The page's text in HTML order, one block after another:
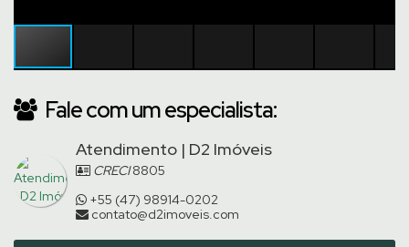
Fale com um especialista:
Atendimento | D2 Imóveis
CRECI8805
+55 (47) 98914-0202
contato@d2imoveis.com